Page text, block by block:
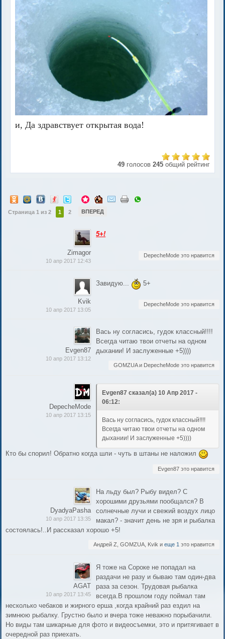
и, Да здравствует открытая вода!
49 голосов 245 общий рейтинг
Страница 1 из 2 1 2 ВПЕРЕД
Zimagor
10 апр 2017 12:43
5+!
DepecheMode это нравится
Kvik
10 апр 2017 13:05
Завидую... 5+
DepecheMode это нравится
Evgen87
10 апр 2017 13:12
Вась ну согласись, гудок классный!!!!
Всегда читаю твои отчеты на одном
дыхании! И заслуженные +5))))
GOMZUA и DepecheMode это нравится
DepecheMode
10 апр 2017 13:15
Evgen87 сказал(а) 10 Апр 2017 -
06:12:
Вась ну согласись, гудок классный!!!!
Всегда читаю твои отчеты на одном
дыхании! И заслуженные +5))))
Кто бы спорил! Обратно когда шли - чуть в штаны не наложил
Evgen87 это нравится
DyadyaPasha
10 апр 2017 13:35
На льду был? Рыбу видел? С
хорошими друзьями пообщался? В
солнечные лучи и свежий воздух лицо
макал? - значит день не зря и рыбалка
состоялась!..И рассказал хорошо +5!
Андрей Z, GOMZUA, Kvik и еще 1 это нравится
AGAT
10 апр 2017 13:45
Я тоже на Сороке не попадал на
раздачи не разу и бываю там один-два
раза за сезон. Трудовая рыбалка
всегда.В прошлом году поймал там
несколько чебаков и жирного ерша ,когда крайний раз ездил на
зимнюю рыбалку. Грустно было и вчера тоже неважно порыбачили.
Но виды там шикарные для фото и видеосъемки, это и притягивает в
очередной раз приехать.